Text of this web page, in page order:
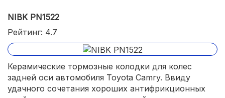
NIBK PN1522
Рейтинг: 4.7
Керамические тормозные колодки для колес
задней оси автомобиля Toyota Camry. Ввиду
удачного сочетания хороших антифрикционных